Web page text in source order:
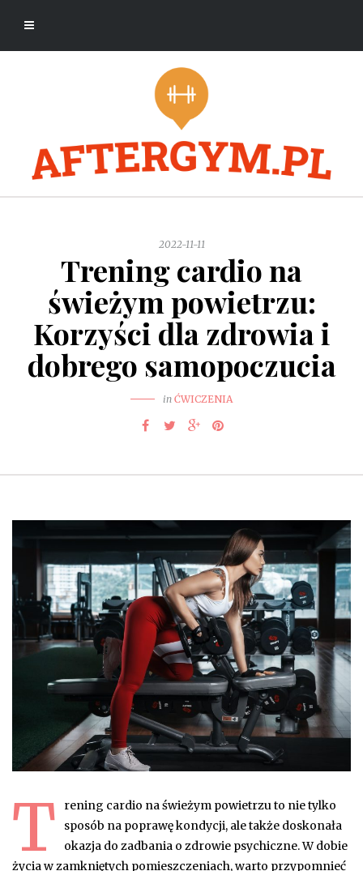
2022-11-11
Trening cardio na
świeżym powietrzu:
Korzyści dla zdrowia i
dobrego samopoczucia
in ĆWICZENIA
T
rening cardio na świeżym powietrzu to nie tylko
sposób na poprawę kondycji, ale także doskonała
okazja do zadbania o zdrowie psychiczne. W dobie
życia w zamkniętych pomieszczeniach, warto przypomnieć